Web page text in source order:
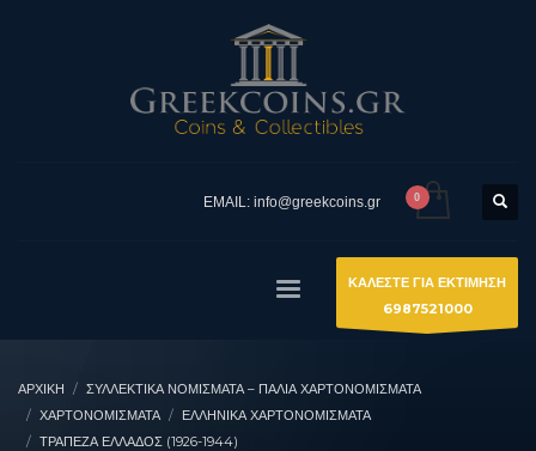
EMAIL: info@greekcoins.gr
ΚΑΛΕΣΤΕ ΓΙΑ ΕΚΤΙΜΗΣΗ
6987521000
ΑΡΧΙΚΉ
ΣΥΛΛΕΚΤΙΚΆ ΝΟΜΊΣΜΑΤΑ – ΠΑΛΙΆ ΧΑΡΤΟΝΟΜΊΣΜΑΤΑ
ΧΑΡΤΟΝΟΜΙΣΜΑΤΑ
ΕΛΛΗΝΙΚΆ ΧΑΡΤΟΝΟΜΊΣΜΑΤΑ
ΤΡΆΠΕΖΑ ΕΛΛΆΔΟΣ (1926-1944)